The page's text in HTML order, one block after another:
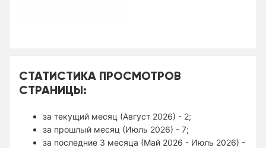
СТАТИСТИКА ПРОСМОТРОВ
СТРАНИЦЫ:
за текущий месяц (Август 2026) - 2;
за прошлый месяц (Июль 2026) - 7;
за последние 3 месяца (Май 2026 - Июль 2026) -